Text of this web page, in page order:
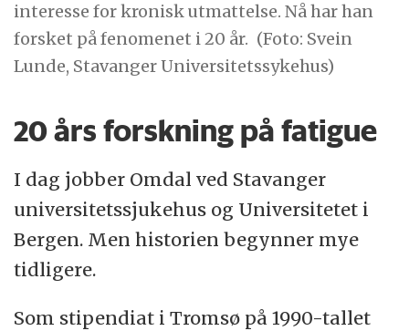
interesse for kronisk utmattelse. Nå har han
forsket på fenomenet i 20 år. (Foto: Svein
Lunde, Stavanger Universitetssykehus)
20 års forskning på fatigue
I dag jobber Omdal ved Stavanger
universitetssjukehus og Universitetet i
Bergen. Men historien begynner mye
tidligere.
Som stipendiat i Tromsø på 1990-tallet